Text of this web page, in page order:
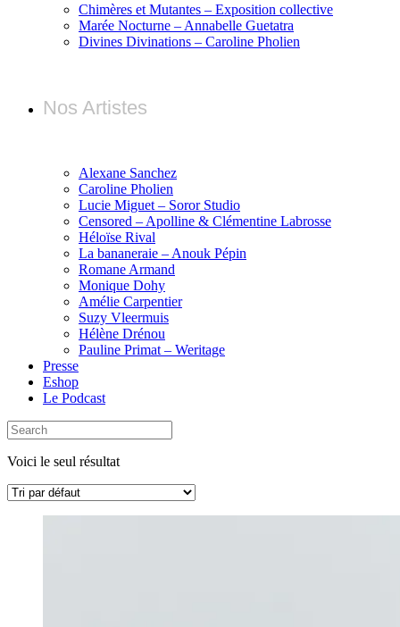
Chimères et Mutantes – Exposition collective
Marée Nocturne – Annabelle Guetatra
Divines Divinations – Caroline Pholien
Nos Artistes
Alexane Sanchez
Caroline Pholien
Lucie Miguet – Soror Studio
Censored – Apolline & Clémentine Labrosse
Héloïse Rival
La bananeraie – Anouk Pépin
Romane Armand
Monique Dohy
Amélie Carpentier
Suzy Vleermuis
Hélène Drénou
Pauline Primat – Weritage
Presse
Eshop
Le Podcast
Voici le seul résultat